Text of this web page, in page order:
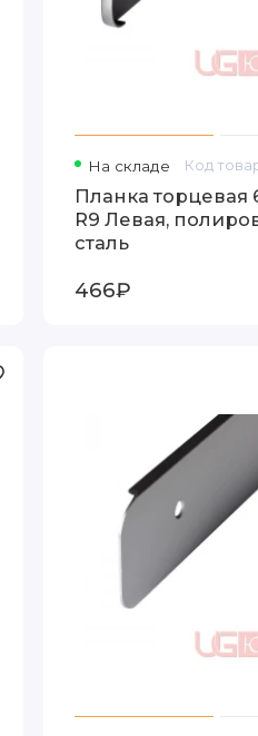
На складе Код
Планка торцевая
R9 Левая,
сталь
466₽